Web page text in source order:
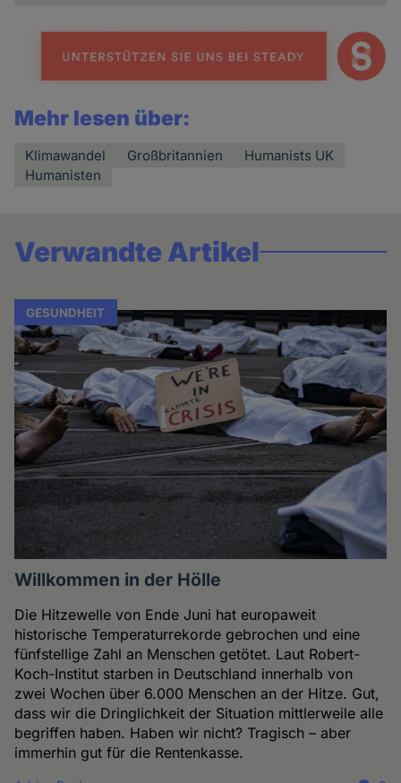
Mehr lesen über:
Klimawandel Großbritannien
Humanists UK
Humanisten
Verwandte Artikel
GESUNDHEIT
Willkommen in der Hölle
Die Hitzewelle von Ende Juni hat europaweit
historische Temperaturrekorde gebrochen und eine
fünfstellige Zahl an Menschen getötet. Laut Robert-
Koch-Institut starben in Deutschland innerhalb von
zwei Wochen über 6.000 Menschen an der Hitze. Gut,
dass wir die Dringlichkeit der Situation mittlerweile alle
begriffen haben. Haben wir nicht? Tragisch – aber
immerhin gut für die Rentenkasse.